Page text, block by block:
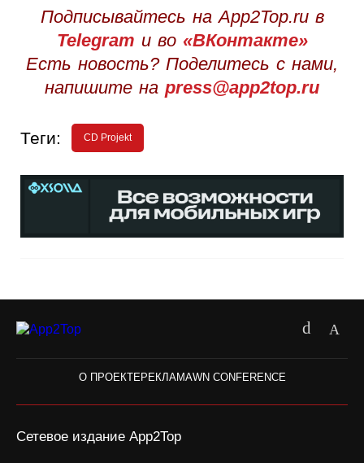
Подписывайтесь на App2Top.ru в
Telegram и во «ВКонтакте»
Есть новость? Поделитесь с нами,
напишите на press@app2top.ru
Теги: CD Projekt
О ПРОЕКТЕРЕКЛАМАWN CONFERENCE
Сетевое издание App2Top